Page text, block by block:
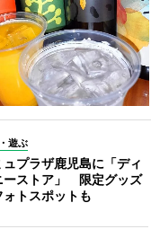
遊ぶ
ュプラザ鹿児島に「ディ
ーストア」 限定グッズ
ォトスポットも